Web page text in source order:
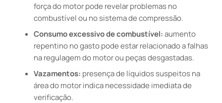
força do motor pode revelar problemas no
combustível ou no sistema de compressão.
Consumo excessivo de combustível:aumento
repentino no gasto pode estar relacionado a falhas
na regulagem do motor ou peças desgastadas.
Vazamentos: presença de líquidos suspeitos na
área do motor indica necessidade imediata de
verificação.